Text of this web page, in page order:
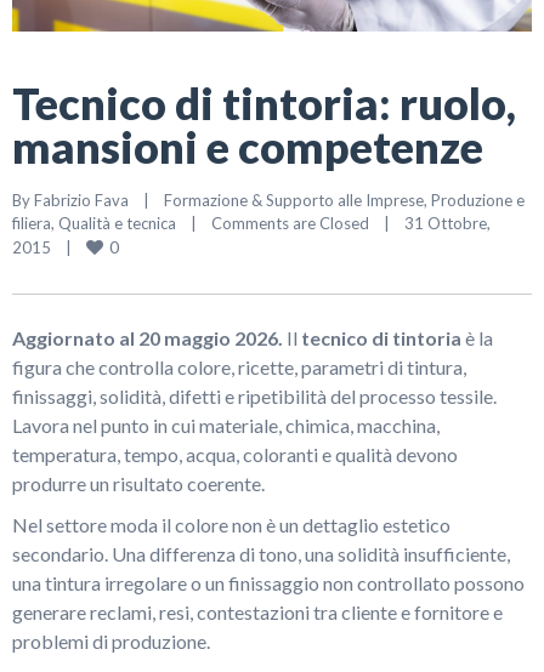
Tecnico di tintoria: ruolo,
mansioni e competenze
By Fabrizio Fava | Formazione & Supporto alle Imprese, Produzione e
filiera, Qualità e tecnica | Comments are Closed |
31 Ottobre,
2015 | 0
Aggiornato al 20 maggio 2026. Il tecnico di tintoria è la
figura che controlla colore, ricette, parametri di tintura,
finissaggi, solidità, difetti e ripetibilità del processo tessile.
Lavora nel punto in cui materiale, chimica, macchina,
temperatura, tempo, acqua, coloranti e qualità devono
produrre un risultato coerente.
Nel settore moda il colore non è un dettaglio estetico
secondario. Una differenza di tono, una solidità insufficiente,
una tintura irregolare o un finissaggio non controllato possono
generare reclami, resi, contestazioni tra cliente e fornitore e
problemi di produzione.